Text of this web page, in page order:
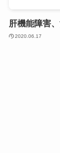
肝機能障害
2020.06.17